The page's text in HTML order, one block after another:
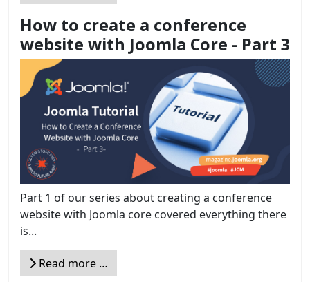
How to create a conference
website with Joomla Core - Part 3
Part 1 of our series about creating a conference
website with Joomla core covered everything there
is...
Read more …